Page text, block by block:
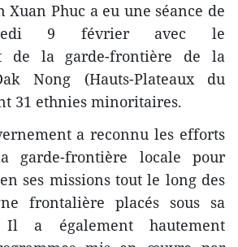
Phuc a eu une séance de
9 février avec le
de la garde-frontière de la
Nong (Hauts-Plateaux du
31 ethnies minoritaires.
a reconnu les efforts
garde-frontière locale pour
​ses ​missions tout le long des
frontalière placés sous sa
Il a également hautement